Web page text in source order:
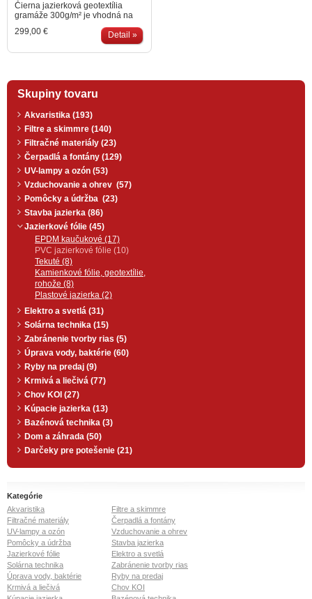
Čierna jazierková geotextília
gramáže 300g/m² je vhodná na
ochranu jazierkovej fólie pri
kladení obkladových skál na
brehy jazierka. Oproti klasickej
bielej geotextílii nepresvitá medzi
geotextílie nad 1500€
299,00 € Detail »
Skupiny tovaru
Akvaristika (193)
Filtre a skimmre (140)
Filtračné materiály (23)
Čerpadlá a fontány (129)
UV-lampy a ozón (53)
Vzduchovanie a ohrev (57)
Pomôcky a údržba (23)
Stavba jazierka (86)
Jazierkové fólie (45)
EPDM kaučukové (17)
PVC jazierkové fólie (10)
Tekuté (8)
Kamienkové fólie, geotextílie,
rohože (8)
Plastové jazierka (2)
Elektro a svetlá (31)
Solárna technika (15)
Zabránenie tvorby rias (5)
Úprava vody, baktérie (60)
Ryby na predaj (9)
Krmivá a liečivá (77)
Chov KOI (27)
Kúpacie jazierka (13)
Bazénová technika (3)
Dom a záhrada (50)
Darčeky pre potešenie (21)
Kategórie
Akvaristika
Filtre a skimmre
Filtračné materiály
Čerpadlá a fontány
UV-lampy a ozón
Vzduchovanie a ohrev
Pomôcky a údržba
Stavba jazierka
Jazierkové fólie
Elektro a svetlá
Solárna technika
Zabránenie tvorby rias
Úprava vody, baktérie
Ryby na predaj
Krmivá a liečivá
Chov KOI